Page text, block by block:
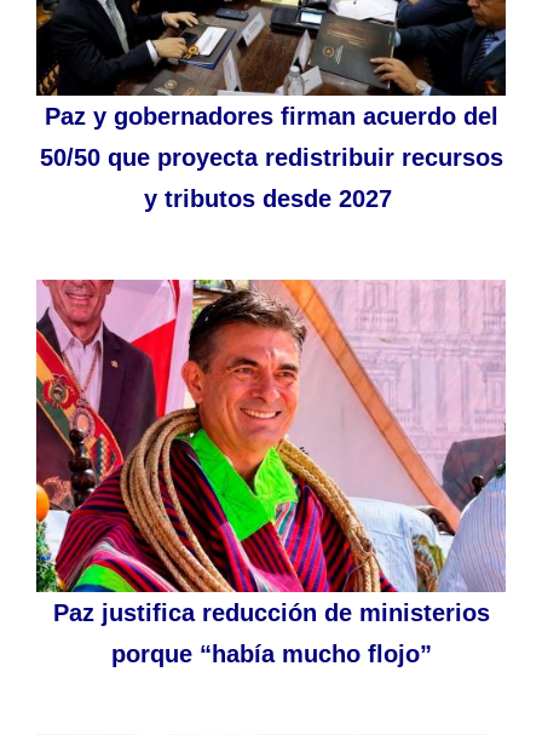
Paz y gobernadores firman acuerdo del
50/50 que proyecta redistribuir recursos
y tributos desde 2027
Paz justifica reducción de ministerios
porque “había mucho flojo”